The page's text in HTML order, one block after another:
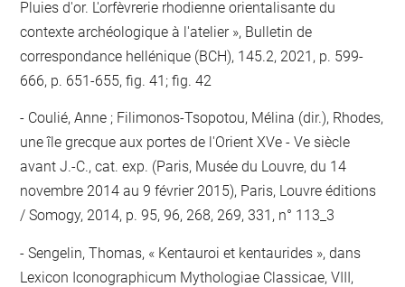
Pluies d'or. L'orfèvrerie rhodienne orientalisante du
contexte archéologique à l'atelier », Bulletin de
correspondance hellénique (BCH), 145.2, 2021, p. 599-
666, p. 651-655, fig. 41; fig. 42
Coulié, Anne ; Filimonos-Tsopotou, Mélina (dir.), Rhodes,
une île grecque aux portes de l'Orient XVe - Ve siècle
avant J.-C., cat. exp. (Paris, Musée du Louvre, du 14
novembre 2014 au 9 février 2015), Paris, Louvre éditions
/ Somogy, 2014, p. 95, 96, 268, 269, 331, n° 113_3
Sengelin, Thomas, « Kentauroi et kentaurides », dans
Lexicon Iconographicum Mythologiae Classicae, VIII,